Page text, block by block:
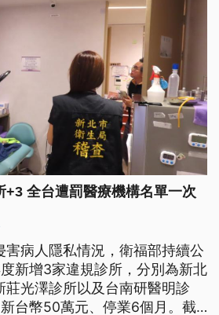
+3 全台遭罰醫療機構名單一次
害病人隱私情況，衛福部持續公
新增3家違規診所，分別為新北
莊光澤診所以及台南研醫明診
台幣50萬元、停業6個月。截